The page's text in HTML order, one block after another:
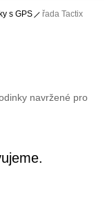
s GPS řada Tactix
navržené pro